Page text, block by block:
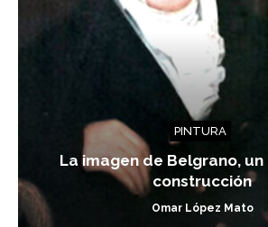
PINTURA
La imagen de Belgrano,
construcción
Omar López Mato